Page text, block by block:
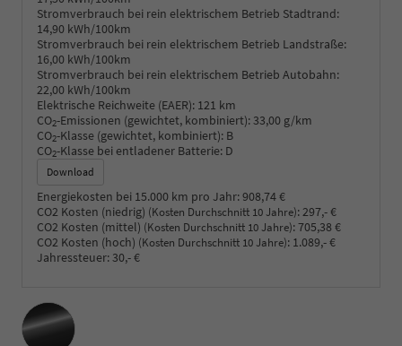
Stromverbrauch bei rein elektrischem Betrieb Stadtrand:
14,90 kWh/100km
Stromverbrauch bei rein elektrischem Betrieb Landstraße:
16,00 kWh/100km
Stromverbrauch bei rein elektrischem Betrieb Autobahn:
22,00 kWh/100km
Elektrische Reichweite (EAER): 121 km
CO2-Emissionen (gewichtet, kombiniert):33,00 g/km
CO2-Klasse (gewichtet, kombiniert): B
CO2-Klasse bei entladener Batterie: D
Download
Energiekosten bei 15.000 km pro Jahr:908,74 €
CO2 Kosten (niedrig) (Kosten Durchschnitt 10 Jahre): 297,- €
CO2 Kosten (mittel) (Kosten Durchschnitt 10 Jahre):705,38 €
CO2 Kosten (hoch) (Kosten Durchschnitt 10 Jahre): 1.089,- €
Jahressteuer:30,- €